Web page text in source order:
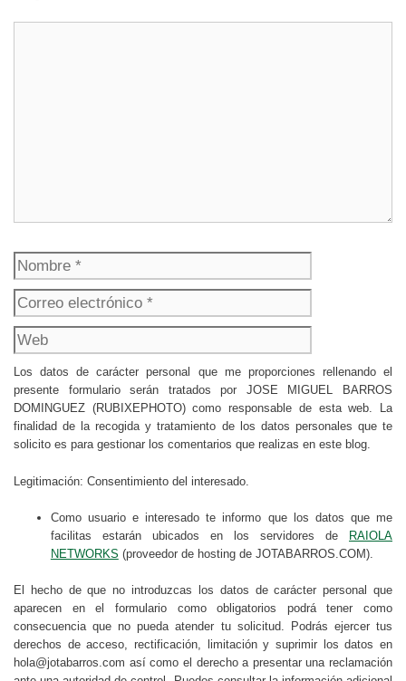
Nombre
electrónico
Los datos de carácter personal que me proporciones rellenando el
presente formulario serán tratados por JOSE MIGUEL BARROS
DOMINGUEZ (RUBIXEPHOTO) como responsable de esta web. La
finalidad de la recogida y tratamiento de los datos personales que te
solicito es para gestionar los comentarios que realizas en este blog.
Legitimación: Consentimiento del interesado.
Como usuario e interesado te informo que los datos que me
facilitas estarán ubicados en los servidores de
RAIOLA
NETWORKS (proveedor de hosting de JOTABARROS.COM).
El hecho de que no introduzcas los datos de carácter personal que
aparecen en el formulario como obligatorios podrá tener como
consecuencia que no pueda atender tu solicitud. Podrás ejercer tus
derechos de acceso, rectificación, limitación y suprimir los datos en
hola@jotabarros.com así como el derecho a presentar una reclamación